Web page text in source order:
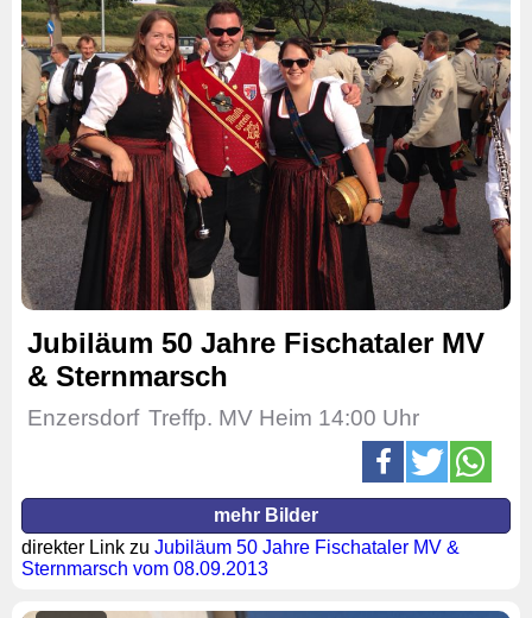
Jubiläum 50 Jahre Fischataler MV
& Sternmarsch
Enzersdorf Treffp. MV Heim 14:00 Uhr
mehr Bilder
direkter Link zu Jubiläum 50 Jahre Fischataler MV &
Sternmarsch vom 08.09.2013